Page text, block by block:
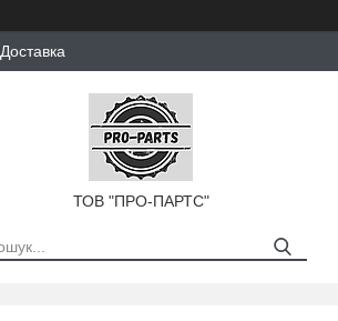
Доставка
ТОВ "ПРО-ПАРТС"